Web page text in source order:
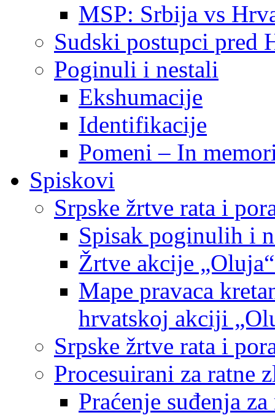
MSP: Srbija vs
Sudski postupci pred
Poginuli i nestali
Ekshumacije
Identifikacije
Pomeni – In
Spiskovi
Srpske žrtve rata i
Spisak poginulih i
Žrtve akcije
Mape pravaca
hrvatskoj akciji
Srpske žrtve rata i
Procesuirani za ratne
Praćenje suđenja